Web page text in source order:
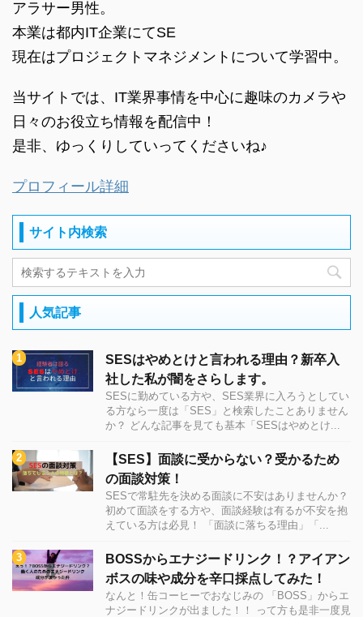
アラサー男性。
本業は都内IT企業にてSE
現在はプロジェクトマネジメントについて学習中。
当サイトでは、IT業界事情を中心に趣味のカメラや
日々のお役立ち情報を配信中！
是非、ゆっくりしていってくださいね♪
プロフィール詳細
サイト内検索
人気記事
SESはやめとけと言われる理由？新卒入
社した私が闇をさらします。
SESに勤めている方や、SES業界に入ろうとしてい
る方なら一度は「SES」と検索したことありません
か？ どんな記事を見ても基本「SESはやめとけ...
【SES】面談に受からない？受かるため
の面談対策！
SESで常駐先を決める面談に不安はありませんか？
初めて面談をする方や、面談経験は有るが不安を抱
えている方は必見！ 「面談に落ちる理由」「...
BOSSからエナジードリンク！？アイアン
ボスの味や成分を辛口採点してみた！
なんと！缶コーヒーでおなじみの 「BOSS」からエ
ナジードリンクが出ました！！ って方も是非一度見